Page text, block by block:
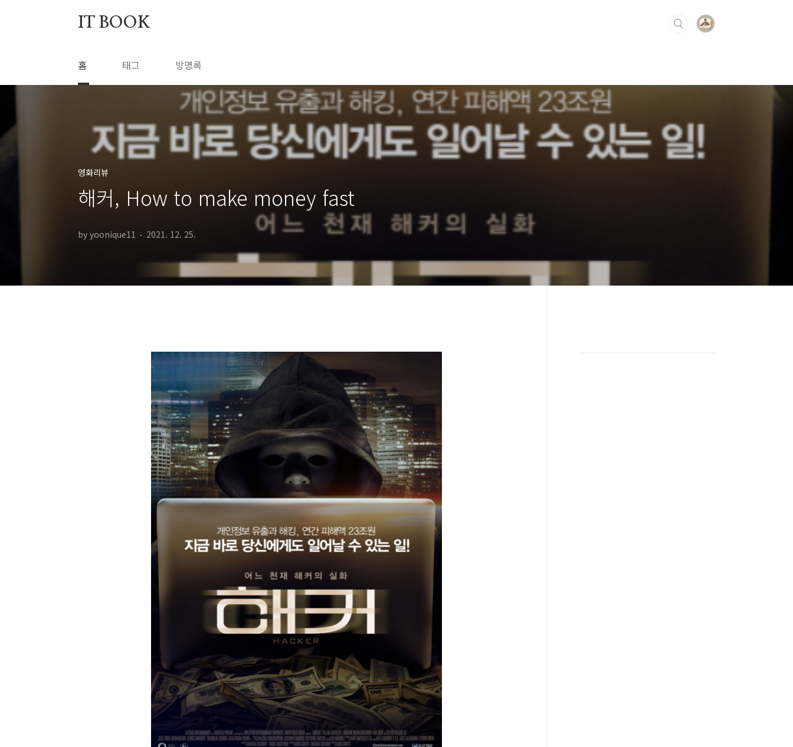
IT BOOK
홈 태그 방명록
영화리뷰
해커, How to make money fast
by yoonique11 2021. 12. 25.